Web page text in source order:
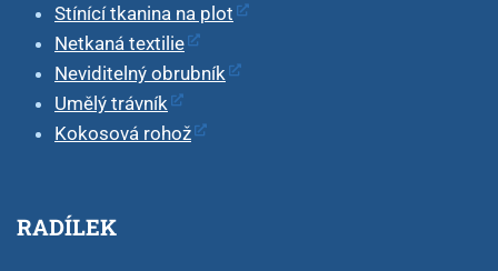
Stínící tkanina na plot
Netkaná textilie
Neviditelný obrubník
Umělý trávník
Kokosová rohož
RADÍLEK